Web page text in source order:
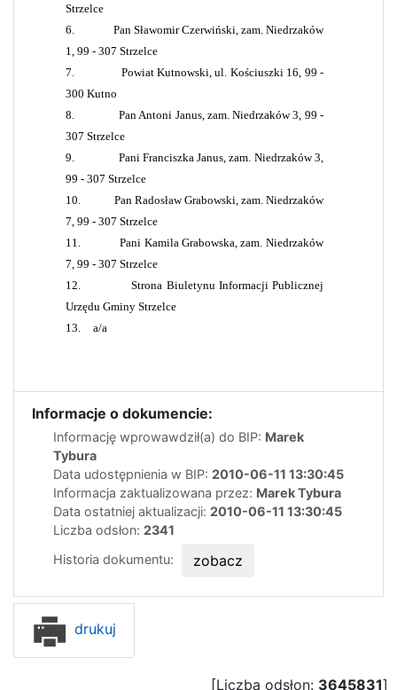
Strzelce
6.
Pan Sławomir Czerwiński, zam. Niedrzaków
1, 99 - 307 Strzelce
7.
Powiat Kutnowski, ul. Kościuszki 16, 99 -
300 Kutno
8.
Pan Antoni Janus, zam. Niedrzaków 3, 99 -
307 Strzelce
9.
Pani Franciszka Janus, zam. Niedrzaków 3,
99 - 307 Strzelce
10.
Pan Radosław Grabowski, zam. Niedrzaków
7, 99 - 307 Strzelce
11.
Pani Kamila Grabowska, zam. Niedrzaków
7, 99 - 307 Strzelce
12.
Strona Biuletynu Informacji Publicznej
Urzędu Gminy Strzelce
13.
a/a
Informacje o dokumencie:
Informację wprowawdził(a) do BIP: Marek
Tybura
Data udostępnienia w BIP: 2010-06-11 13:30:45
Informacja zaktualizowana przez: Marek Tybura
Data ostatniej aktualizacji: 2010-06-11 13:30:45
Liczba odsłon: 2341
Historia dokumentu:
zobacz
drukuj
[Liczba odsłon: 3645831]